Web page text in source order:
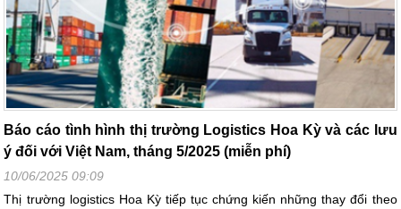
Báo cáo tình hình thị trường Logistics Hoa Kỳ và các lưu
ý đối với Việt Nam, tháng 5/2025 (miễn phí)
10/06/2025 09:09
Thị trường logistics Hoa Kỳ tiếp tục chứng kiến những thay đổi theo